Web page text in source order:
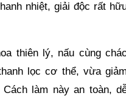
nhiệt, giải độc rất
thiên lý, nấu cùng
lọc cơ thể, vừa
làm này an toàn,